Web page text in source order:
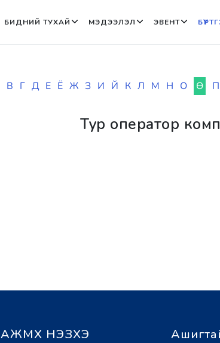
БИДНИЙ ТУХАЙ МЭДЭЭЛЭЛ ЭВЕНТ
В Г Д Е Ё Ж З И Й К Л М Н О Ө П
Тур оператор
АЖМХ НЭЗХЭ